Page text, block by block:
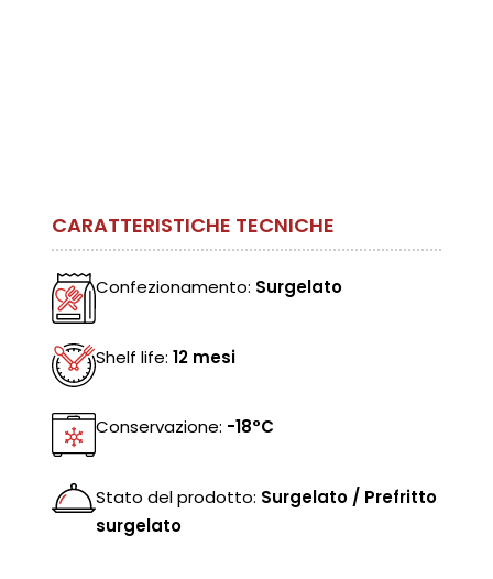
CARATTERISTICHE TECNICHE
Confezionamento: Surgelato
Shelf life: 12 mesi
Conservazione: -18°C
Stato del prodotto: Surgelato / Prefritto
surgelato